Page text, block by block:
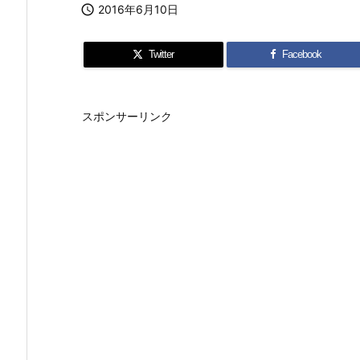
 2016年6月10日
Twitter Facebook
スポンサーリンク